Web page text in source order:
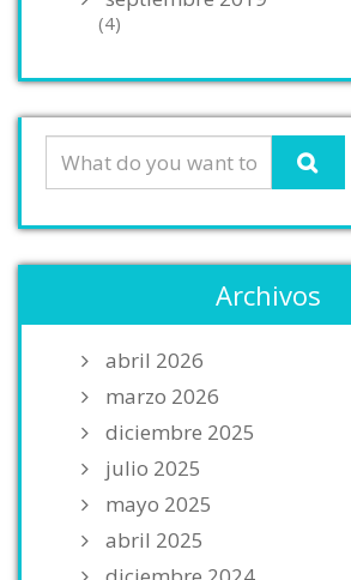
(4)
Archivos
abril 2026
marzo 2026
diciembre 2025
julio 2025
mayo 2025
abril 2025